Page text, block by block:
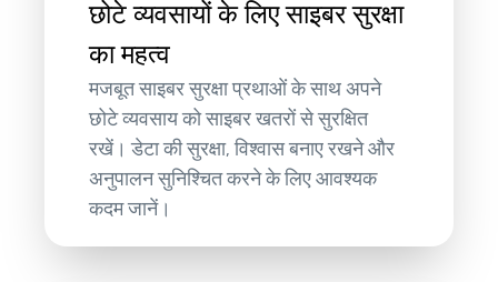
छोटे व्यवसायों के लिए साइबर सुरक्षा
का महत्व
मजबूत साइबर सुरक्षा प्रथाओं के साथ अपने
छोटे व्यवसाय को साइबर खतरों से सुरक्षित
रखें। डेटा की सुरक्षा, विश्वास बनाए रखने और
अनुपालन सुनिश्चित करने के लिए आवश्यक
कदम जानें।